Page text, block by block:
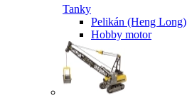
Tanky
Pelikán (Heng Long)
Hobby motor